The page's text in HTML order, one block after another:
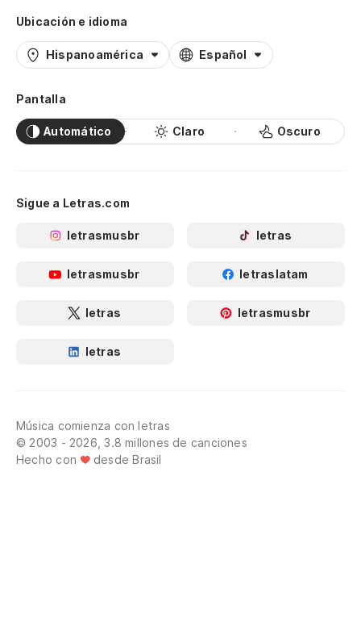
Ubicación e idioma
Hispanoamérica Español
Pantalla
Automático Claro Oscuro
Sigue a Letras.com
letrasmusbr letras
letrasmusbr letraslatam
letras letrasmusbr
letras
Música comienza con letras
© 2003 - 2026, 3.8 millones de canciones
Hecho con
desde Brasil